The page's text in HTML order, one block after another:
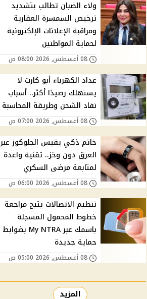
ولاء الصبان تطالب بتشديد
ترخيص السمسرة العقارية
ومراقبة الإعلانات الإلكترونية
لحماية المواطنين
08 أغسطس, 2026 08:00 ص
عداد الكهرباء أبو كارت لا
يستهلك رصيدًا أكثر.. أسباب
نفاد الشحن وطريقة المحاسبة
08 أغسطس, 2026 07:00 ص
خاتم ذكي يقيس الجلوكوز عبر
العرق دون وخز.. تقنية واعدة
لمتابعة مرضى السكري
08 أغسطس, 2026 06:00 ص
تنظيم الاتصالات يتيح مراجعة
خطوط المحمول المسجلة
باسمك عبر My NTRA بضوابط
حماية جديدة
08 أغسطس, 2026 05:00 ص
المزيد